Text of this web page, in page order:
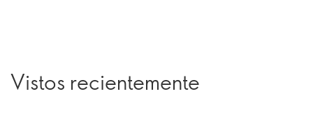
Vistos recientemente